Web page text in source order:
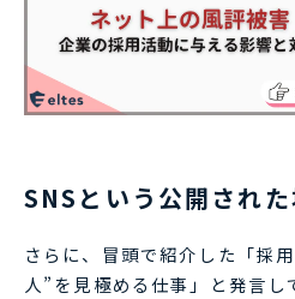
SNSという公開され
さらに、冒頭で紹介した「採
人”を見極める仕事」と発言